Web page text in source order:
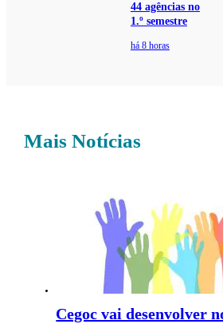
44 agências no
1.º semestre
há 8 horas
Mais Notícias
Cegoc vai desenvolver